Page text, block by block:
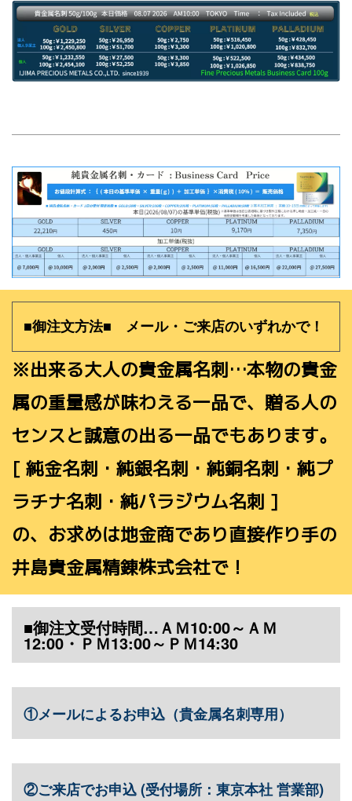
■御注文方法■ メール・ご来店のいずれかで！
※出来る大人の貴金属名刺…本物の貴金
属の重量感が味わえる一品で、贈る人の
センスと誠意の出る一品でもあります。
[ 純金名刺・純銀名刺・純銅名刺・純プ
ラチナ名刺・純パラジウム名刺 ]
の、お求めは地金商であり直接作り手の
井島貴金属精錬株式会社で！
■御注文受付時間…ＡＭ10:00～ＡＭ
12:00・ＰＭ13:00～ＰＭ14:30
①メールによるお申込（貴金属名刺専用）
②ご来店でお申込 (受付場所：東京本社 営業部)